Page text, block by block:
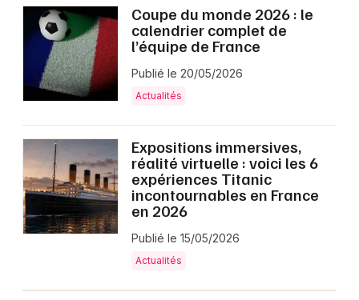
Coupe du monde 2026 : le
calendrier complet de
l’équipe de France
Publié le 20/05/2026
Actualités
Expositions immersives,
réalité virtuelle : voici les 6
expériences Titanic
incontournables en France
en 2026
Publié le 15/05/2026
Actualités